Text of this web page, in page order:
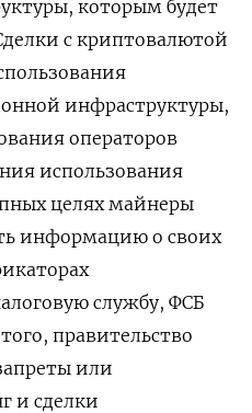
которым будет
с криптовалютой
инфраструктуры,
операторов
использования
целях майнеры
информацию о своих
службу, ФСБ
правительство
или
и сделки